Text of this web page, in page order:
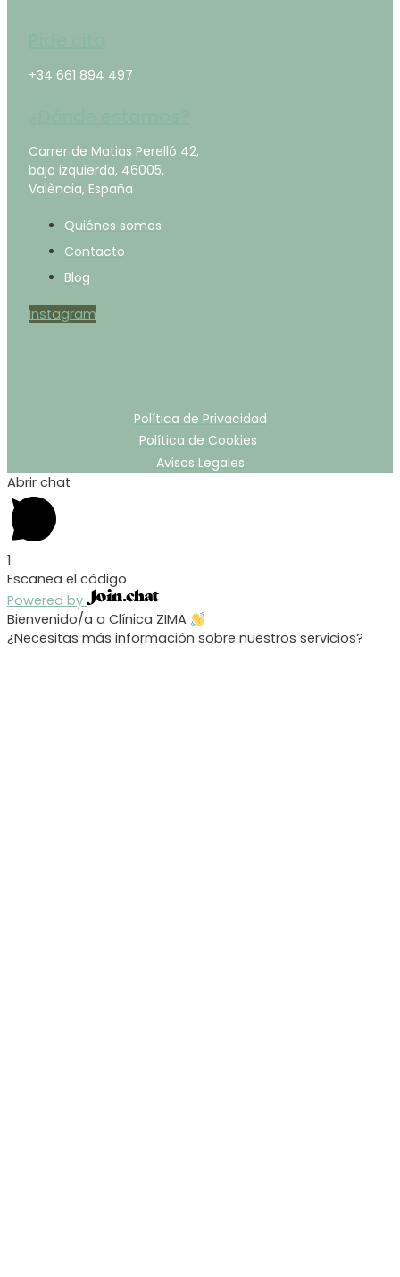
+34 661 894 497
Carrer de Matias Perelló 42,
bajo izquierda, 46005,
València, España
Quiénes somos
Contacto
Blog
Instagram
Política de Privacidad
Política de Cookies
Avisos Legales
Abrir chat
1
Escanea el código
Powered by
Bienvenido/a a Clínica ZIMA
¿Necesitas más información sobre nuestros servicios?